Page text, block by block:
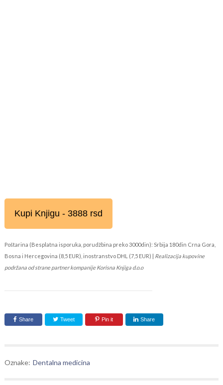
Kupi Knjigu - 3888 rsd
Poštarina (Besplatna isporuka, porudžbina preko 3000din): Srbija 180din Crna Gora,
Bosna i Hercegovina (8,5 EUR), inostranstvo DHL (7,5 EUR) | Realizacija kupovine
podržana od strane partner kompanije Korisna Knjiga d.o.o
Share Tweet Pin it Share
Oznake: Dentalna medicina